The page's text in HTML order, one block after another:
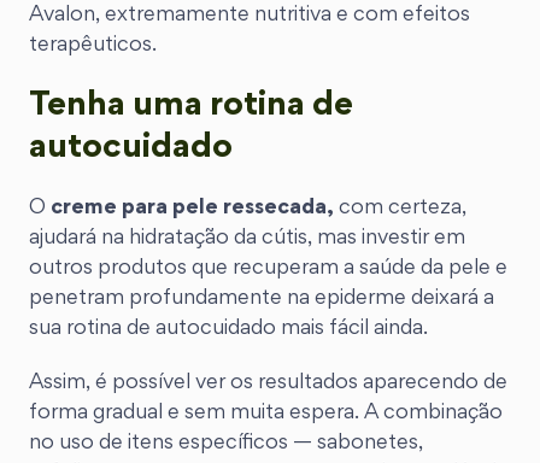
Avalon, extremamente nutritiva e com efeitos
terapêuticos.
Tenha uma rotina de
autocuidado
O creme para pele ressecada, com certeza,
ajudará na hidratação da cútis, mas investir em
outros produtos que recuperam a saúde da pele e
penetram profundamente na epiderme deixará a
sua rotina de autocuidado mais fácil ainda.
Assim, é possível ver os resultados aparecendo de
forma gradual e sem muita espera. A combinação
no uso de itens específicos — sabonetes,